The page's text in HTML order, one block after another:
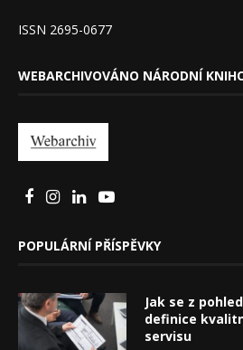
ISSN 2695-0677
WEBARCHIVOVÁNO NÁRODNÍ
POPULÁRNÍ PŘÍSPĚVKY
Jak se z
definice
servisu